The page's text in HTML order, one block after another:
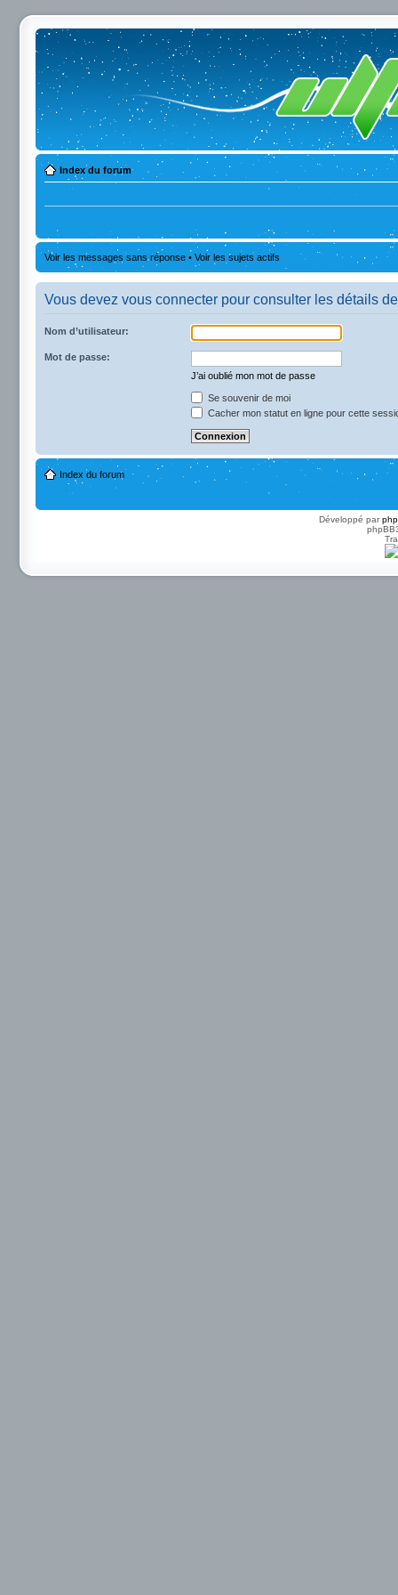
Index du forum
Voir les messages sans réponse • Voir les sujets actifs
Vous devez vous connecter pour consulter les détails
Nom d’utilisateur:
Mot de passe:
J’ai oublié mon mot de passe
Se souvenir de moi
Cacher mon statut en ligne pour cette
Index du forum
Développé par